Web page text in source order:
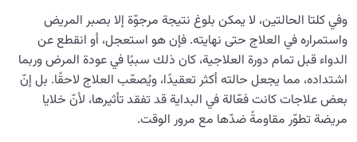
وفي كلتا الحالتين، لا يمكن بلوغ نتيجة مرجوّة إلا بصبر المريض
واستمراره في العلاج حتى نهايته. فإن هو استعجل، أو انقطع عن
الدواء قبل تمام دورة العلاجية، كان ذلك سببًا في عودة المرض وربما
اشتداده، مما يجعل حالته أكثر تعقيدًا، ويُصعّب العلاج لاحقًا. بل إنّ
بعض علاجات كانت فعّالة في البداية قد تفقد تأثيرها، لأنّ خلايا
مريضة تطوّر مقاومةً ضدّها مع مرور الوقت.